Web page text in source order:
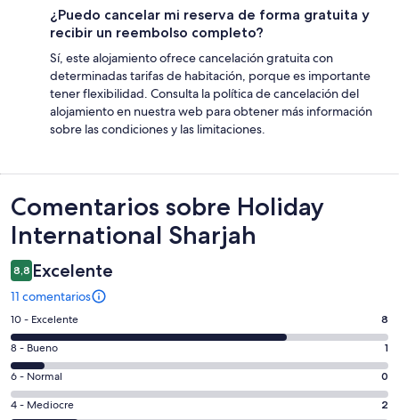
¿Puedo cancelar mi reserva de forma gratuita y
recibir un reembolso completo?
Sí, este alojamiento ofrece cancelación gratuita con
determinadas tarifas de habitación, porque es importante
tener flexibilidad. Consulta la política de cancelación del
alojamiento en nuestra web para obtener más información
sobre las condiciones y las limitaciones.
Comentarios
Comentarios sobre Holiday
International Sharjah
8,8 Excelente
11 comentarios
8
comentarios
de
un
total
de
10 - Excelente 8
1
comentarios
de
un
8 - Bueno 1
0
comentarios
de
6 - Normal 0
2
4 - Mediocre 2